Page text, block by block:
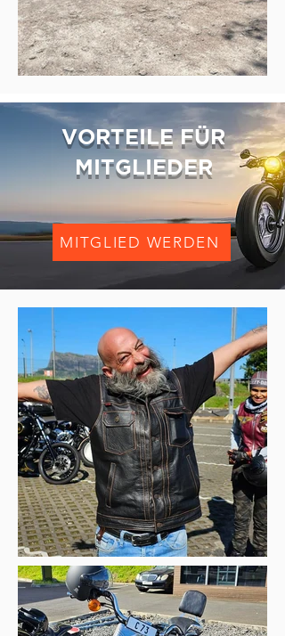
VORTEILE FÜR
MITGLIEDER
MITGLIED WERDEN